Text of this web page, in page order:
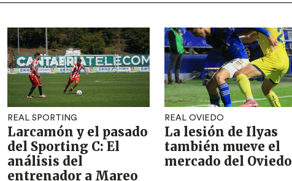
REAL SPORTING
Larcamón y el pasado
del Sporting C: El
análisis del
entrenador a Mareo
REAL OVIEDO
La lesión de Ilyas
también mueve el
mercado del Oviedo